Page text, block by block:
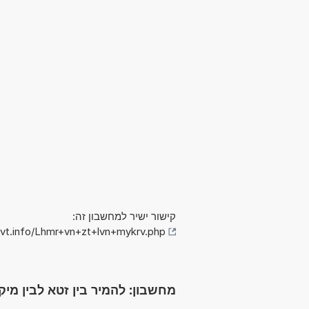
קישור ישיר למחשבון זה:
Lhmr+vn+zt+lvn+mykrv.php
מחשבון: להמיר בין זטא לבין